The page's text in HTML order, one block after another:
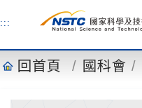
主
容
:::
回首頁 國科會